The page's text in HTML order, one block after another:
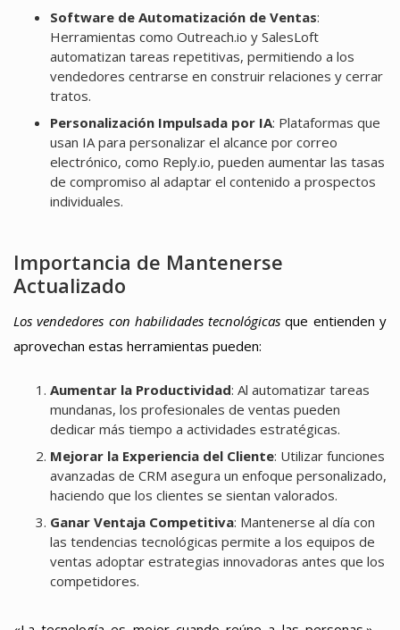
Software de Automatización de Ventas:
Herramientas como Outreach.io y SalesLoft
automatizan tareas repetitivas, permitiendo a los
vendedores centrarse en construir relaciones y cerrar
tratos.
Personalización Impulsada por IA: Plataformas que
usan IA para personalizar el alcance por correo
electrónico, como Reply.io, pueden aumentar las tasas
de compromiso al adaptar el contenido a prospectos
individuales.
Importancia de Mantenerse
Actualizado
Los vendedores con habilidades tecnológicas que entienden y
aprovechan estas herramientas pueden:
Aumentar la Productividad: Al automatizar tareas
mundanas, los profesionales de ventas pueden
dedicar más tiempo a actividades estratégicas.
Mejorar la Experiencia del Cliente: Utilizar funciones
avanzadas de CRM asegura un enfoque personalizado,
haciendo que los clientes se sientan valorados.
Ganar Ventaja Competitiva: Mantenerse al día con
las tendencias tecnológicas permite a los equipos de
ventas adoptar estrategias innovadoras antes que los
competidores.